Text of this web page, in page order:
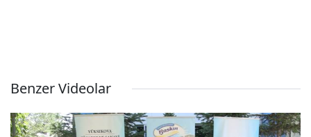
Benzer Videolar